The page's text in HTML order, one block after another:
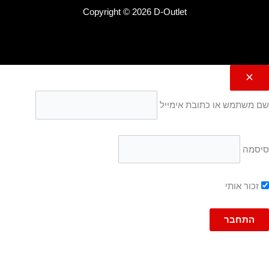
Copyright © 2026 D-Outlet
שם משתמש או כתובת אימייל
סיסמה
זכור אותי